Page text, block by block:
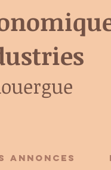
ANNONCES